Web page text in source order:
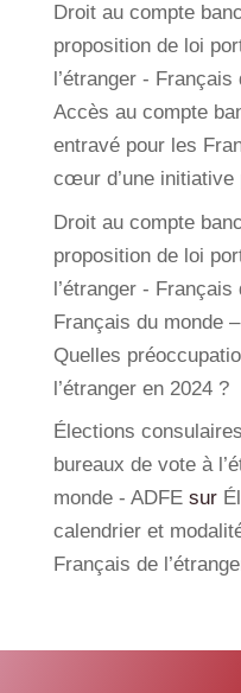
Droit au compte
proposition de loi
l’étranger -
Accès au compte
entravé pour les
cœur d’une initiative
Droit au compte
proposition de loi
l’étranger -
Français du monde
Quelles
l’étranger en 2024 ?
Élections
bureaux de vote à
monde - ADFEsur
calendrier et
Français de